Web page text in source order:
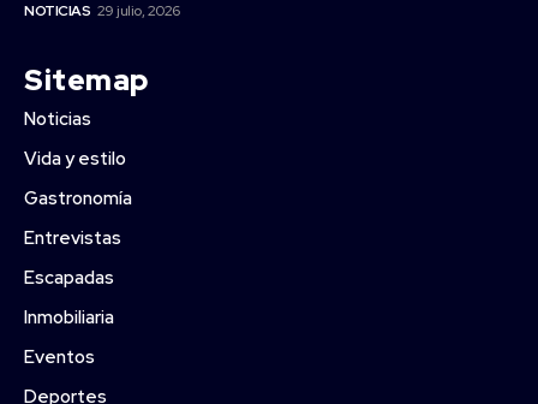
NOTICIAS 29 julio, 2026
Sitemap
Noticias
Vida y estilo
Gastronomía
Entrevistas
Escapadas
Inmobiliaria
Eventos
Deportes